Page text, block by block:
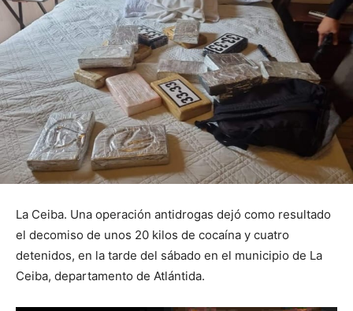
La Ceiba. Una operación antidrogas dejó como resultado
el decomiso de unos 20 kilos de cocaína y cuatro
detenidos, en la tarde del sábado en el municipio de La
Ceiba, departamento de Atlántida.